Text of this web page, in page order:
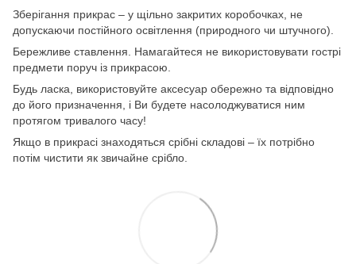
Зберігання прикрас – у щільно закритих коробочках, не
допускаючи постійного освітлення (природного чи штучного).
Бережливе ставлення. Намагайтеся не використовувати гострі
предмети поруч із прикрасою.
Будь ласка, використовуйте аксесуар обережно та відповідно
до його призначення, і Ви будете насолоджуватися ним
протягом тривалого часу!
Якщо в прикрасі знаходяться срібні складові – їх потрібно
потім чистити як звичайне срібло.